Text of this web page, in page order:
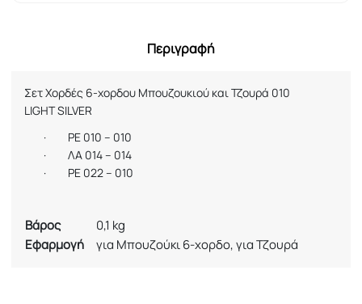
Περιγραφή
Σετ Χορδές 6-χορδου Μπουζουκιού και Τζουρά 010
LIGHT SILVER
·
ΡΕ 010 – 010
·
ΛΑ 014 – 014
·
PE 022 – 010
Βάρος
0,1 kg
Εφαρμογή
για Μπουζούκι 6-χορδο, για Τζουρά